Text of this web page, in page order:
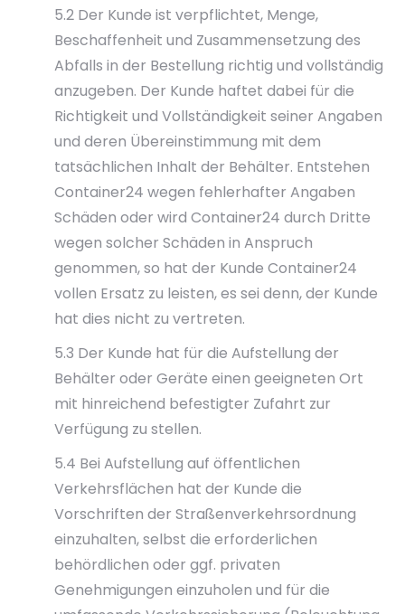
5.2 Der Kunde ist verpflichtet, Menge,
Beschaffenheit und Zusammensetzung des
Abfalls in der Bestellung richtig und vollständig
anzugeben. Der Kunde haftet dabei für die
Richtigkeit und Vollständigkeit seiner Angaben
und deren Übereinstimmung mit dem
tatsächlichen Inhalt der Behälter. Entstehen
Container24 wegen fehlerhafter Angaben
Schäden oder wird Container24 durch Dritte
wegen solcher Schäden in Anspruch
genommen, so hat der Kunde Container24
vollen Ersatz zu leisten, es sei denn, der Kunde
hat dies nicht zu vertreten.
5.3 Der Kunde hat für die Aufstellung der
Behälter oder Geräte einen geeigneten Ort
mit hinreichend befestigter Zufahrt zur
Verfügung zu stellen.
5.4 Bei Aufstellung auf öffentlichen
Verkehrsflächen hat der Kunde die
Vorschriften der Straßenverkehrsordnung
einzuhalten, selbst die erforderlichen
behördlichen oder ggf. privaten
Genehmigungen einzuholen und für die